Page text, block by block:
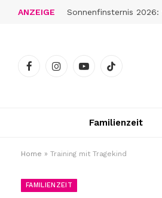
ANZEIGE
FacebookInstagramYouTubeTikTok
Familienzeit
Home » Training mit Tragekind
FAMILIENZEIT